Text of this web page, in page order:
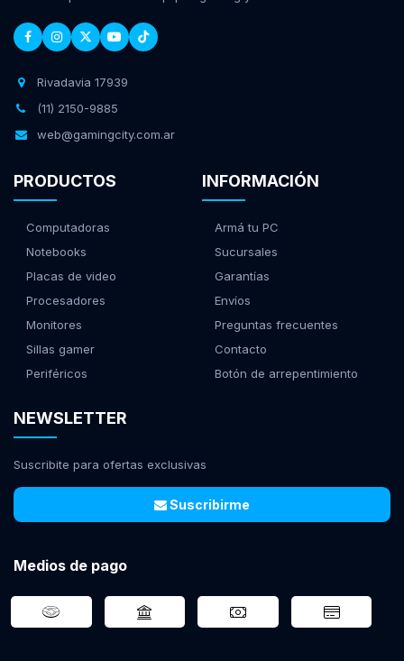
Rivadavia 17939
(11) 2150-9885
web@gamingcity.com.ar
PRODUCTOS
Computadoras
Notebooks
Placas de video
Procesadores
Monitores
Sillas gamer
Periféricos
INFORMACIÓN
Armá tu PC
Sucursales
Garantías
Envíos
Preguntas frecuentes
Contacto
Botón de arrepentimiento
NEWSLETTER
Suscribite para ofertas exclusivas
Suscribirme
Medios de pago